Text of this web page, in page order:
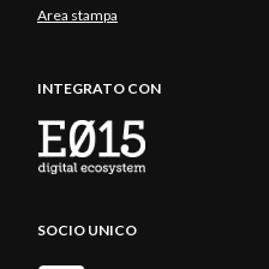
Area stampa
INTEGRATO CON
SOCIO UNICO